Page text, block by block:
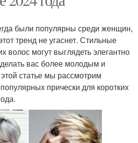
были популярны среди женщин,
тренд не угаснет. Стильные
волос могут выглядеть элегантно
вас более молодым и
статье мы рассмотрим
прически для коротких